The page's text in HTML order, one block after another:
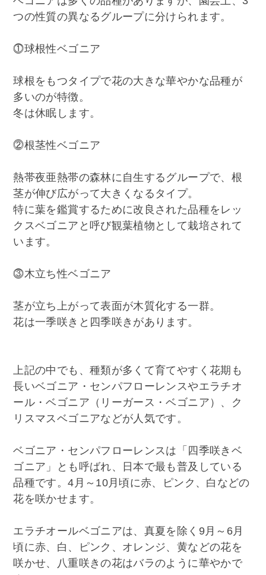
つの性質の異なるグループに分けられます。
⓵球根性ベゴニア
球根をもつタイプで花の大きな華やかな品種が
多いのが特徴。
冬は休眠します。
⓶根茎性ベゴニア
熱帯夜亜熱帯の森林に自生するグループで、根
茎が伸び広がって大きくなるタイプ。
特に葉を鑑賞するために改良された品種をレッ
クスベゴニアと呼び観葉植物として栽培されて
います。
⓷木立ち性ベゴニア
茎が立ち上がって表面が木質化する一群。
花は一季咲きと四季咲きがあります。
上記の中でも、種類が多くて育てやすく花期も
長いベゴニア・センパフローレンスやエラチオ
ール・ベゴニア（リーガース・ベゴニア）、ク
リスマスベゴニアなどが人気です。
ベゴニア・センパフローレンスは「四季咲きベ
ゴニア」とも呼ばれ、日本で最も普及している
品種です。4月～10月頃に赤、ピンク、白などの
花を咲かせます。
エラチオールベゴニアは、真夏を除く9月～6月
頃に赤、白、ピンク、オレンジ、黄などの花を
咲かせ、八重咲きの花はバラのように華やかで